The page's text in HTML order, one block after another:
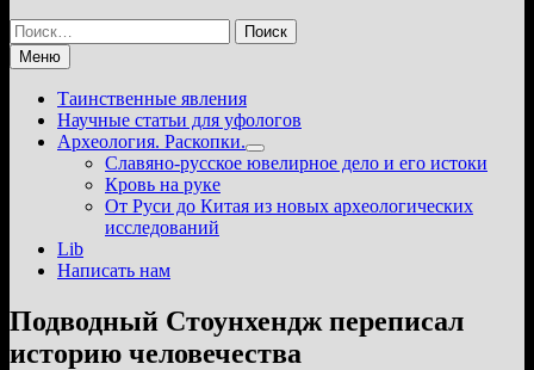
Найти:
Меню
Таинственные явления
Научные статьи для уфологов
Археология. Раскопки.
Показать
подменю
Славяно-русское ювелирное дело и его истоки
Кровь на руке
От Руси до Китая из новых археологических
исследований
Lib
Написать нам
Подводный Стоунхендж переписал
историю человечества